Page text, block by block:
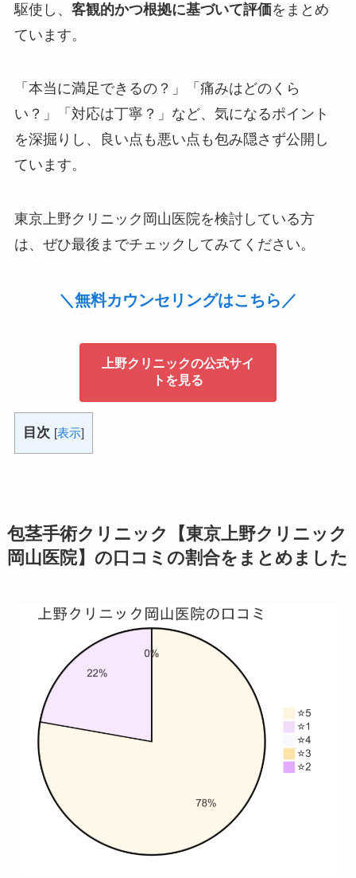
駆使し、 客観的かつ根拠に基づいて評価をまとめ
ています。
「本当に満足できるの？」「痛みはどのくら
い？」「対応は丁寧？」など、気になるポイント
を深掘りし、良い点も悪い点も包み隠さず公開し
ています。
東京上野クリニック岡山医院を検討している方
は、ぜひ最後までチェックしてみてください。
＼無料カウンセリングはこちら／
上野クリニックの公式サイ
トを見る
目次 [表示]
包茎手術クリニック【東京上野クリニック
岡山医院】の口コミの割合をまとめました